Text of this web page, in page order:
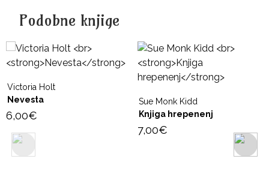
Podobne knjige
Victoria Holt
Nevesta
€
Sue Monk Kidd
Knjiga hrepenenj
7,00€